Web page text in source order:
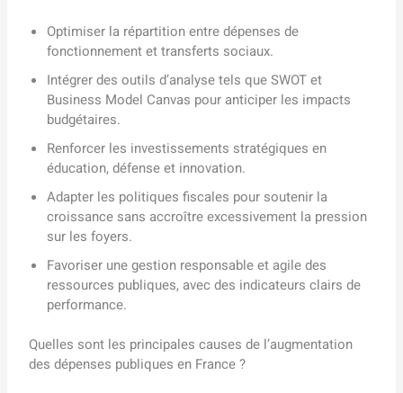
Optimiser la répartition entre dépenses de
fonctionnement et transferts sociaux.
Intégrer des outils d’analyse tels que SWOT et
Business Model Canvas pour anticiper les impacts
budgétaires.
Renforcer les investissements stratégiques en
éducation, défense et innovation.
Adapter les politiques fiscales pour soutenir la
croissance sans accroître excessivement la pression
sur les foyers.
Favoriser une gestion responsable et agile des
ressources publiques, avec des indicateurs clairs de
performance.
Quelles sont les principales causes de l’augmentation
des dépenses publiques en France ?